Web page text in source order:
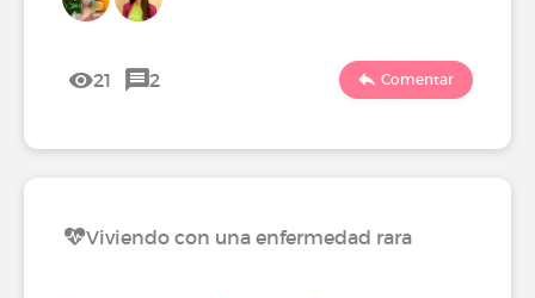
21 2 Comentar
Viviendo con una enfermedad rara